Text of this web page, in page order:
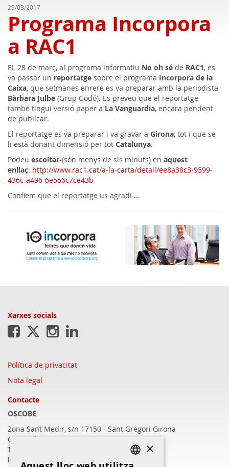
29/03/2017
Programa Incorpora
a RAC1
EL 28 de març, al programa informatiu No oh sé de RAC1, es
va passar un reportatge sobre el programa Incorpora de la
Caixa, que setmanes enrere es va preparar amb la periodista
Bàrbara Julbe (Grup Godó). Es preveu que el reportatge
també tingui versió paper a La Vanguardia, encara pendent
de publicar.
El reportatge es va preparar i va gravar a Girona, tot i que se
li està donant dimensió per tot Catalunya.
Podeu escoltar-(són menys de sis minuts) en aquest
enllaç: http://www.rac1.cat/a-la-carta/detail/ee8a38c3-9599-
436c-a496-6e556c7ce43b
Confiem que el reportatge us agradi ...
Xarxes socials
Política de privacitat
Nota legal
Contacte
OSCOBE
Zona Sant Medir, s/n 17150 - Sant Gregori Girona
C/Barcelona, 409 - 17003 Girona
T.972 22 16 57
info@oscobe.com
×